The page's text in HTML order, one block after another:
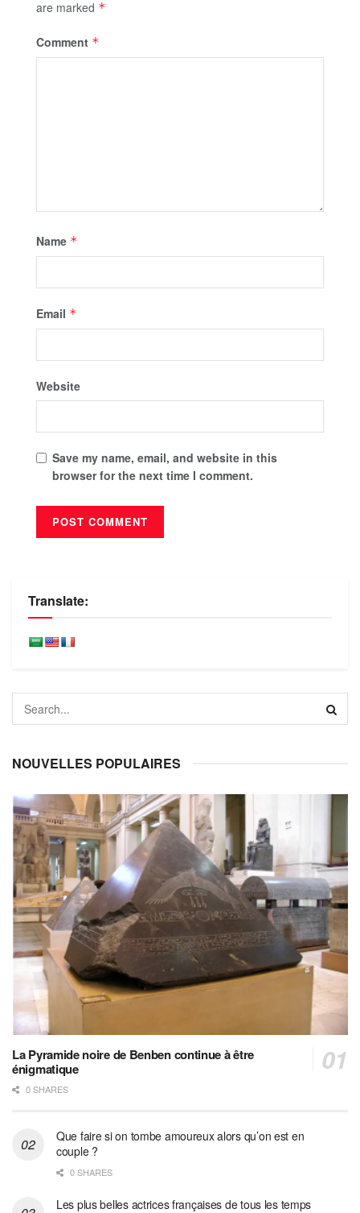
are marked *
Comment *
Name *
Email *
Website
Save my name, email, and website in this
browser for the next time I comment.
Translate:
NOUVELLES POPULAIRES
La Pyramide noire de Benben continue à être
énigmatique
0 SHARES
Que faire si on tombe amoureux alors qu’on est en
couple ?
0 SHARES
Les plus belles actrices françaises de tous les temps